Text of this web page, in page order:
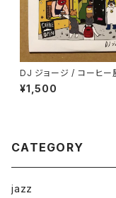
DJ ジョージ / コーヒー
コード屋がやりたくてCD
した
¥1,500
CATEGORY
jazz